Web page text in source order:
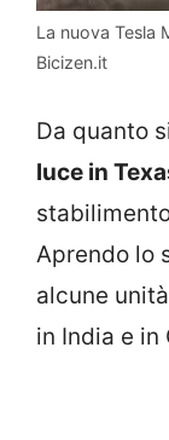
La nuova Tesla
Bicizen.it
Da quanto
luce in
Aprendo lo
alcune
in India e in